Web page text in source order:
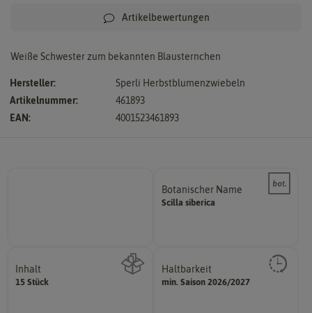
Artikelbewertungen
Weiße Schwester zum bekannten Blausternchen
Hersteller:
Sperli Herbstblumenzwiebeln
Artikelnummer:
461893
EAN:
4001523461893
Inhalt
15 StückWie viel ist enthalten
Botanischer Name
Scilla siberica
Namen zur eindeutigen
Bestimmung der Pflanze.
Haltbarkeit
min. Saison 2026/2027
und Pflanzgut sehr gut keimen
sollte.